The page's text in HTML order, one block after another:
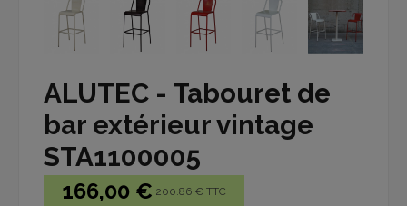
ALUTEC - Tabouret de
bar extérieur vintage
STA1100005
166,00 € 200.86 € TTC